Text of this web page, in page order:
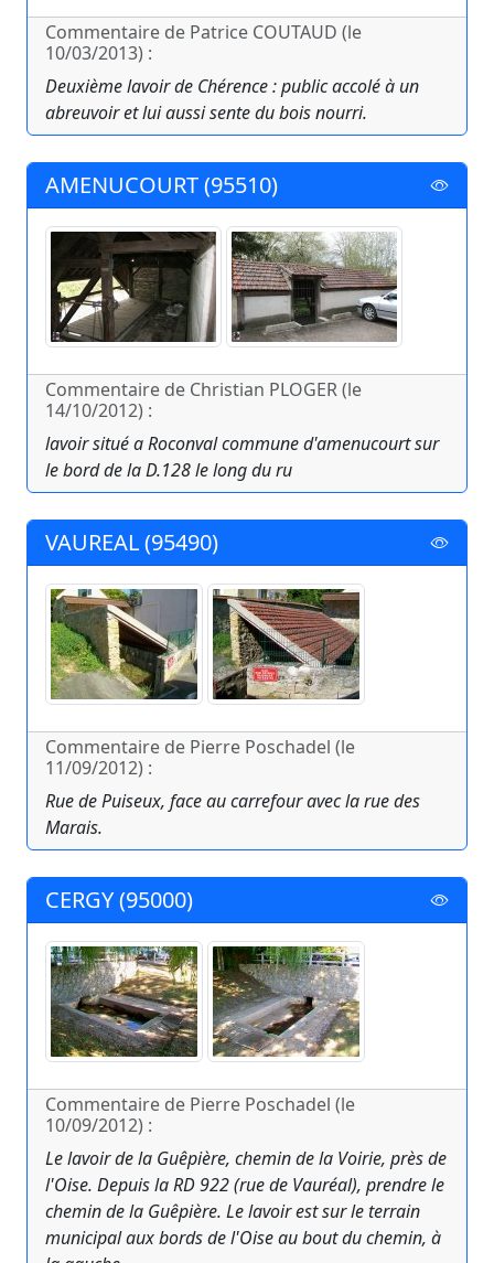
Commentaire de Patrice COUTAUD (le
10/03/2013) :
Deuxième lavoir de Chérence : public accolé à un
abreuvoir et lui aussi sente du bois nourri.
AMENUCOURT (95510)
Commentaire de Christian PLOGER (le
14/10/2012) :
lavoir situé a Roconval commune d'amenucourt sur
le bord de la D.128 le long du ru
VAUREAL (95490)
Commentaire de Pierre Poschadel (le
11/09/2012) :
Rue de Puiseux, face au carrefour avec la rue des
Marais.
CERGY (95000)
Commentaire de Pierre Poschadel (le
10/09/2012) :
Le lavoir de la Guêpière, chemin de la Voirie, près de
l'Oise. Depuis la RD 922 (rue de Vauréal), prendre le
chemin de la Guêpière. Le lavoir est sur le terrain
municipal aux bords de l'Oise au bout du chemin, à